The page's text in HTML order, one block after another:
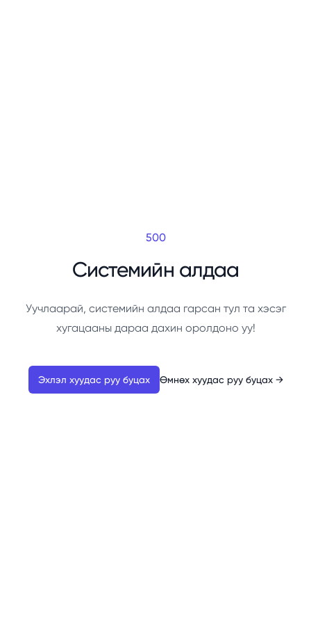
500
Системийн алдаа
Уучлаарай, системийн алдаа гарсан тул та хэсэг
хугацааны дараа дахин оролдоно уу!
Эхлэл хуудас руу буцах Өмнөх хуудас руу буцах →